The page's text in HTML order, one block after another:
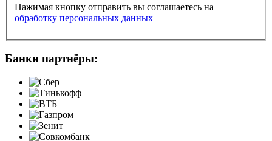
Нажимая кнопку отправить вы соглашаетесь на
обработку персональных данных
Банки партнёры: